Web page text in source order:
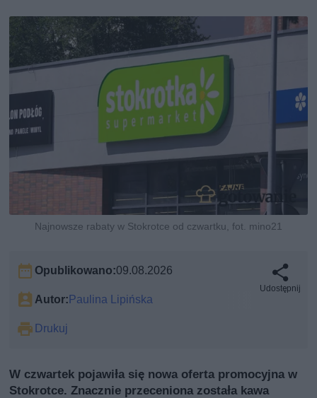
Najnowsze rabaty w Stokrotce od czwartku, fot. mino21
Opublikowano:09.08.2026
Autor:Paulina Lipińska
Drukuj
Udostępnij
W czwartek pojawiła się nowa oferta promocyjna w
Stokrotce. Znacznie przeceniona została kawa